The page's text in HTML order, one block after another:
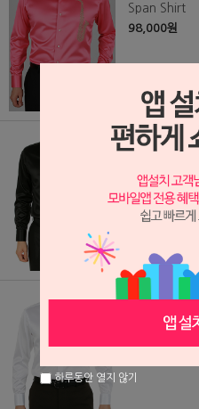
Span Shirt
98,000원
(DS250517)
디자인 / 은
98,000원
디자인 / 은
Span Shirt
98,000원
하루동안 열지 않기